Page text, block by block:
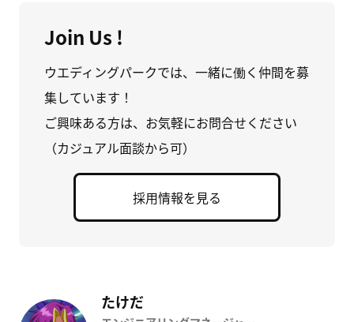
Join Us !
ウエディングパークでは、一緒に働く仲間を募
集しています！
ご興味ある方は、お気軽にお問合せください
（カジュアル面談から可）
採用情報を見る
たけだ